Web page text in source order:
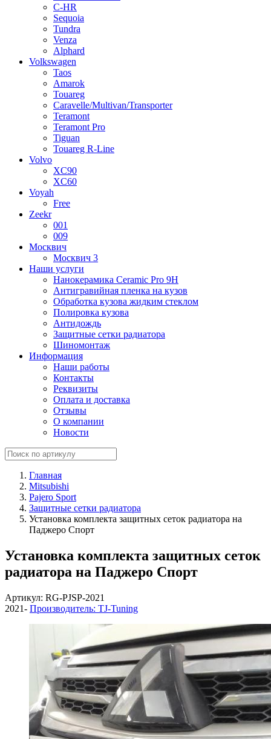
C-HR
Sequoia
Tundra
Venza
Alphard
Volkswagen
Taos
Amarok
Touareg
Caravelle/Multivan/Transporter
Teramont
Teramont Pro
Tiguan
Touareg R-Line
Volvo
XC90
XC60
Voyah
Free
Zeekr
001
009
Москвич
Москвич 3
Наши услуги
Нанокерамика Ceramic Pro 9H
Антигравийная пленка на кузов
Обработка кузова жидким стеклом
Полировка кузова
Антидождь
Защитные сетки радиатора
Шиномонтаж
Информация
Наши работы
Контакты
Реквизиты
Оплата и доставка
Отзывы
О компании
Новости
Главная
Mitsubishi
Pajero Sport
Защитные сетки радиатора
Установка комплекта защитных сеток радиатора на
Паджеро Спорт
Установка комплекта защитных сеток
радиатора на Паджеро Спорт
Артикул: RG-PJSP-2021
2021- Производитель: TJ-Tuning